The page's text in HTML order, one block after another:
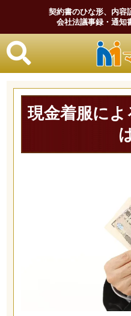
契約書のひな形、内容
会社法議事録・通知
現金着服によ